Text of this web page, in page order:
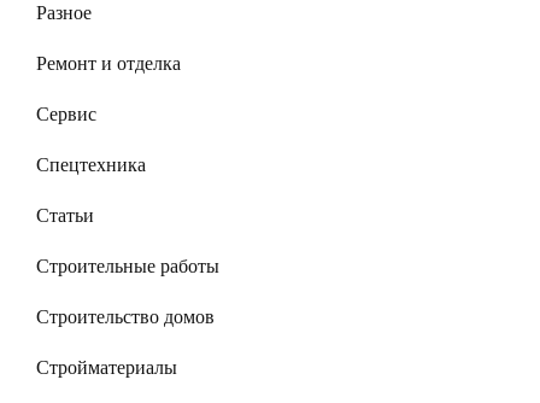
Разное
Ремонт и отделка
Сервис
Спецтехника
Статьи
Строительные работы
Строительство домов
Стройматериалы